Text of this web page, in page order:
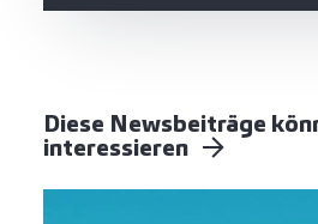
Diese Newsbeiträge
interessieren